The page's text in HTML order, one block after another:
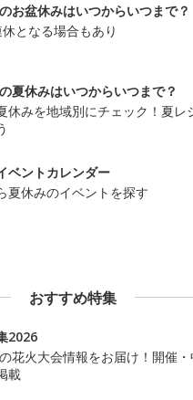
お盆休みはいつからいつまで？
となる場合もあり
夏休みはいつからいつまで？
休みを地域別にチェック！夏レ
ベントカレンダー
夏休みのイベントを探す
おすすめ特集
2026
花火大会情報をお届け！開催
載